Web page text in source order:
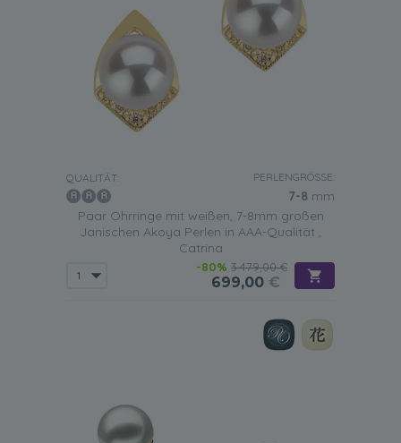
QUALITÄT: PERLENGRÖSSE:
7-8 mm
Paar Ohrringe mit weißen, 7-8mm großen
Janischen Akoya Perlen in AAA-Qualität ,
Catrina
-80% 3.479,00 €
699,00 €